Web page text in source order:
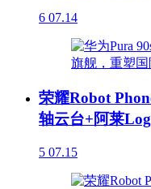
6 07.14
荣耀Robot
轴云台+阿莱
5 07.15